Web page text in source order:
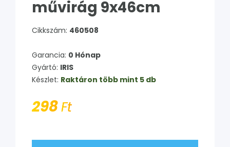
művirág 9x46cm
Cikkszám: 460508
Garancia: 0 Hónap
Gyártó: IRIS
Készlet: Raktáron több mint 5 db
298Ft